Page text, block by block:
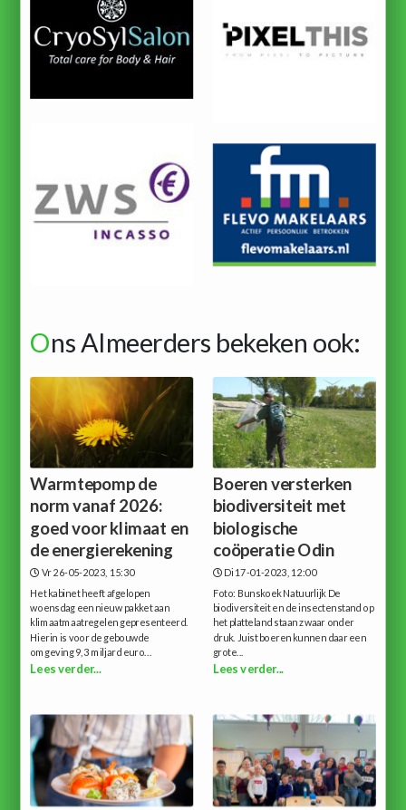
Ons Almeerders bekeken ook:
Warmtepomp de
norm vanaf 2026:
goed voor klimaat en
de energierekening
Vr 26-05-2023, 15:30
Het kabinet heeft afgelopen
woensdag een nieuw pakket aan
klimaatmaatregelen gepresenteerd.
Hierin is voor de gebouwde
omgeving 9,3 miljard euro...
Lees verder...
Boeren versterken
biodiversiteit met
biologische
coöperatie Odin
Di 17-01-2023, 12:00
Foto: Bunskoek Natuurlijk De
biodiversiteit en de insectenstand op
het platteland staan zwaar onder
druk. Juist boeren kunnen daar een
grote...
Lees verder...